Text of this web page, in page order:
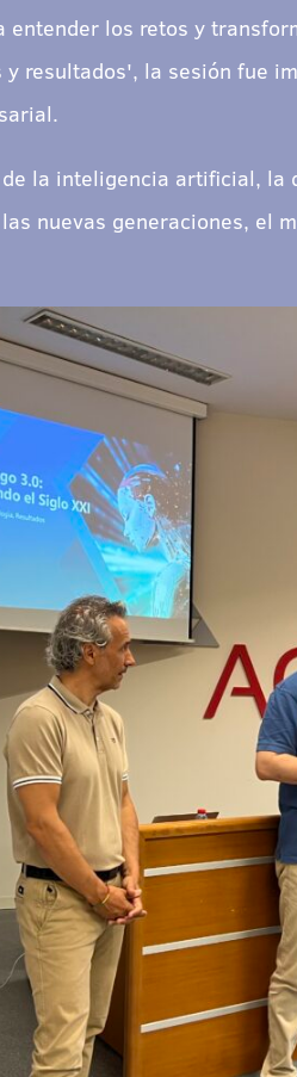
los retos y
resultados', la sesión fue
la inteligencia artificial,
nuevas generaciones, el